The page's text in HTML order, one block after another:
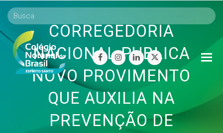
facebookinstagram
linkedintwitter
CORREGEDORIA
NACIONAL PUBLICA
NOVO PROVIMENTO
QUE AUXILIA NA
PREVENÇÃO DE